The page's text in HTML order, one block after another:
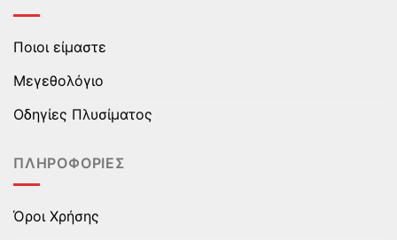
Οι
μπορούν
επιλεγούν
στη
σελίδα
προϊόντος
Ποιοι είμαστε
Μεγεθολόγιο
Οδηγίες Πλυσίματος
ΠΛΗΡΟΦΟΡΊΕΣ
Όροι Χρήσης